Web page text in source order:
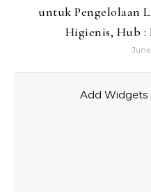
untuk Pengelolaan
Higienis, Hub :
June
Add Widgets